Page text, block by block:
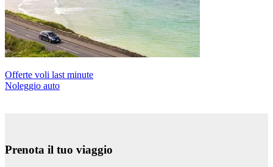
Offerte voli last minute
Noleggio auto
Prenota il tuo viaggio